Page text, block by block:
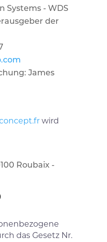
Systems - WDS
der
James
wird
Roubaix -
das Gesetz Nr.